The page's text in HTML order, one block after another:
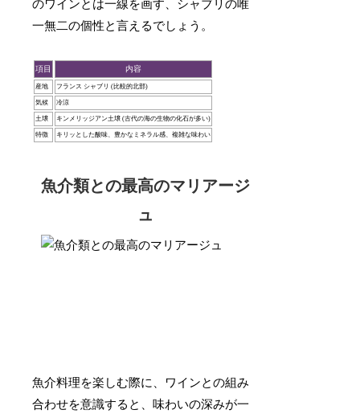
のワインとは一線を画す、シャブリの唯
一無二の個性と言えるでしょう。
項目 内容
産地 フランス シャブリ (比較的北部)
気候 冷涼
土壌 キンメリッジアン土壌 (古代の海の生物の化石が多い)
特徴 キリッとした酸味、豊かなミネラル感、複雑な味わい
魚介類との最高のマリアージ
ュ
魚介料理を楽しむ際に、ワインとの組み
合わせを意識すると、味わいの深みが一